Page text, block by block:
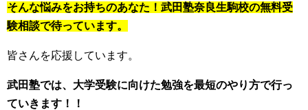
そんな悩みをお持ちのあなた！武田塾奈良生駒校の無料受
験相談で待っています。
皆さんを応援しています。
武田塾では、大学受験に向けた勉強を最短のやり方で行っ
ていきます！！